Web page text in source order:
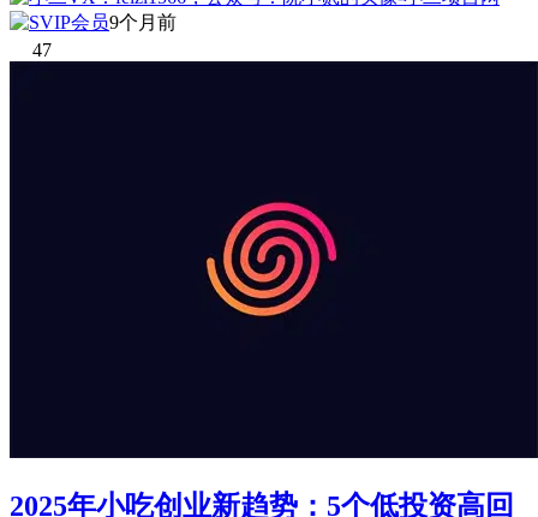
9个月前
47
2025年小吃创业新趋势：5个低投资高回